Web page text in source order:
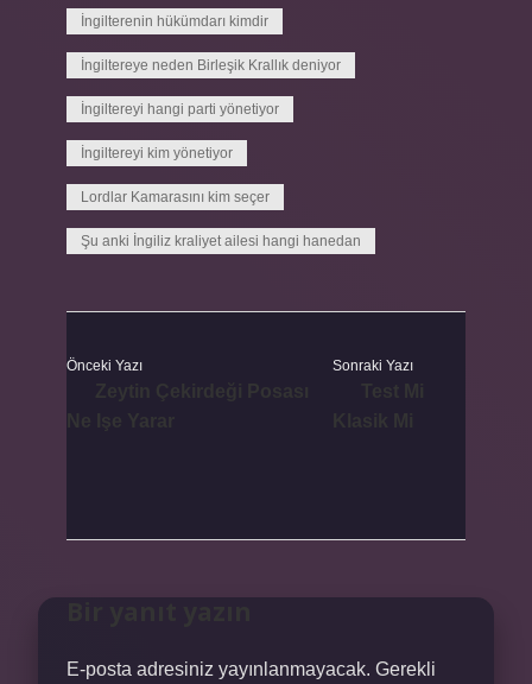
İngilterenin hükümdarı kimdir
İngiltereye neden Birleşik Krallık deniyor
İngiltereyi hangi parti yönetiyor
İngiltereyi kim yönetiyor
Lordlar Kamarasını kim seçer
Şu anki İngiliz kraliyet ailesi hangi hanedan
Önceki Yazı Sonraki Yazı
E-posta adresiniz yayınlanmayacak. Gerekli